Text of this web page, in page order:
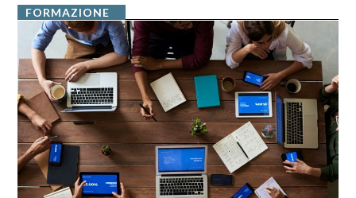
FORMAZIONE